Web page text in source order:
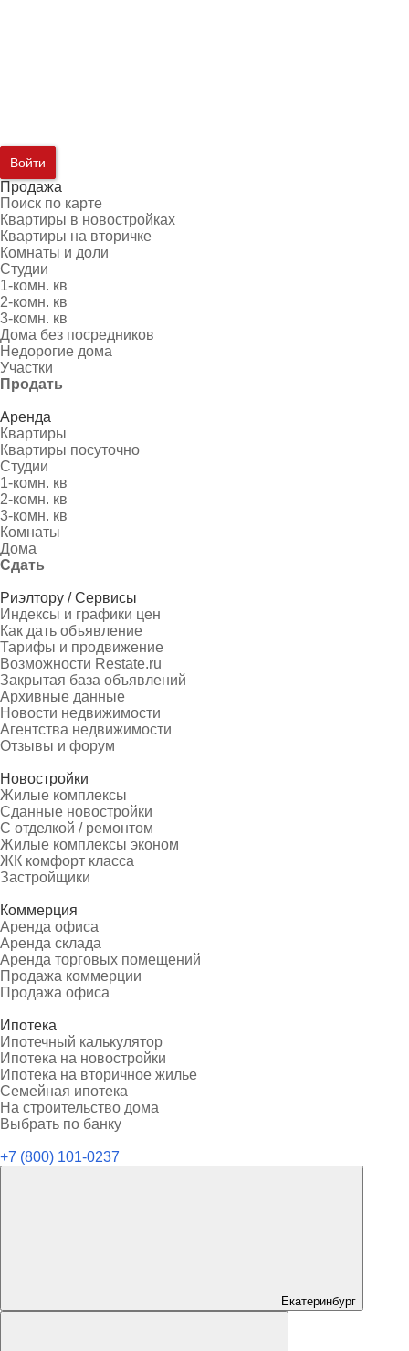
Войти
Продажа
Поиск по карте
Квартиры в новостройках
Квартиры на вторичке
Комнаты и доли
Студии
1-комн. кв
2-комн. кв
3-комн. кв
Дома без посредников
Недорогие дома
Участки
Продать
Аренда
Квартиры
Квартиры посуточно
Студии
1-комн. кв
2-комн. кв
3-комн. кв
Комнаты
Дома
Сдать
Риэлтору / Сервисы
Индексы и графики цен
Как дать объявление
Тарифы и продвижение
Возможности Restate.ru
Закрытая база объявлений
Архивные данные
Новости недвижимости
Агентства недвижимости
Отзывы и форум
Новостройки
Жилые комплексы
Сданные новостройки
С отделкой / ремонтом
Жилые комплексы эконом
ЖК комфорт класса
Застройщики
Коммерция
Аренда офиса
Аренда склада
Аренда торговых помещений
Продажа коммерции
Продажа офиса
Ипотека
Ипотечный калькулятор
Ипотека на новостройки
Ипотека на вторичное жилье
Семейная ипотека
На строительство дома
Выбрать по банку
+7 (800) 101-0237
Екатеринбург